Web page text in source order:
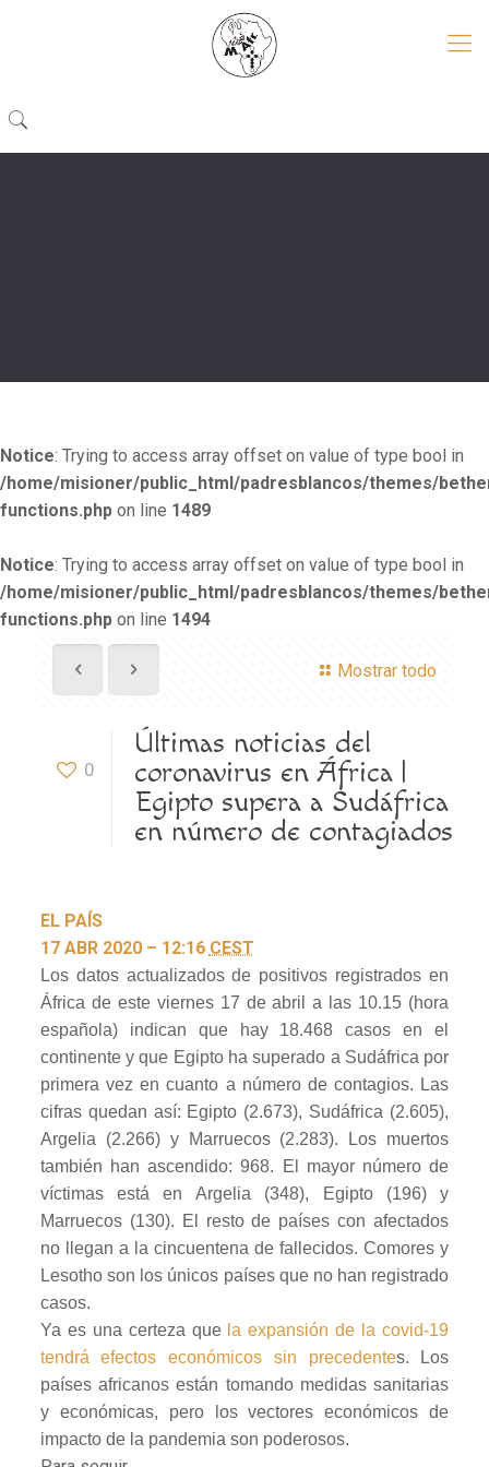
Notice: Trying to access array offset on value of type bool in
/home/misioner/public_html/padresblancos/themes/
functions.php on line 1489
Notice: Trying to access array offset on value of type bool in
/home/misioner/public_html/padresblancos/themes/
functions.php on line 1494
Mostrar todo
0
Últimas noticias del
coronavirus en África |
Egipto supera a Sudáfrica
en número de contagiados
EL PAÍS
17 ABR 2020 – 12:16 CEST
Los datos actualizados de positivos registrados en
África de este viernes 17 de abril a las 10.15 (hora
española) indican que hay 18.468 casos en el
continente y que Egipto ha superado a Sudáfrica por
primera vez en cuanto a número de contagios. Las
cifras quedan así: Egipto (2.673), Sudáfrica (2.605),
Argelia (2.266) y Marruecos (2.283). Los muertos
también han ascendido: 968. El mayor número de
víctimas está en Argelia (348), Egipto (196) y
Marruecos (130). El resto de países con afectados
no llegan a la cincuentena de fallecidos. Comores y
Lesotho son los únicos países que no han registrado
casos.
Ya es una certeza que la expansión de la covid-19
tendrá efectos económicos sin precedentes. Los
países africanos están tomando medidas sanitarias
y económicas, pero los vectores económicos de
impacto de la pandemia son poderosos.